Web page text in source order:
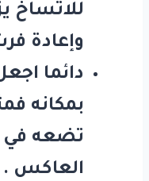
للاتساخ
وإعادة
دائما
بمكانه
تضعه في
العاكس .